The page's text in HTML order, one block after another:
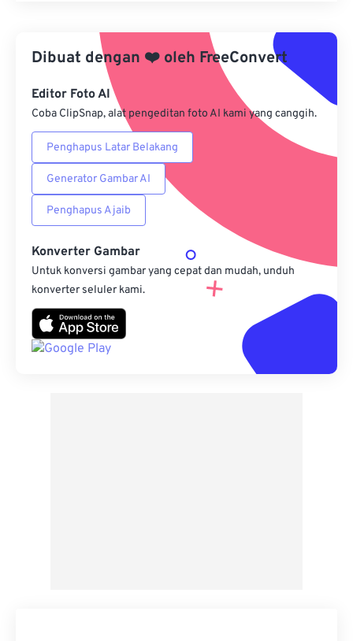
Terapkan dari Preset
Simpan sebagai Preset
Dibuat dengan ❤️ oleh FreeConvert
Editor Foto AI
Coba ClipSnap, alat pengeditan foto AI kami yang canggih.
Penghapus Latar Belakang
Generator Gambar AI
Penghapus Ajaib
Konverter Gambar
Untuk konversi gambar yang cepat dan mudah, unduh
konverter seluler kami.